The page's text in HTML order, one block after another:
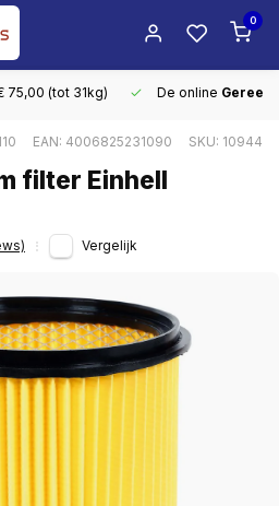
0
75,00 (tot 31kg) De online
EAN: 4006825231090 SKU: 10944
filter Einhell
Vergelijk